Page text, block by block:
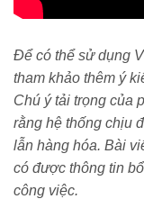
Để có thể sử dụng
tham khảo thêm ý
Chú ý tải trọng của
rằng hệ thống chịu
lẫn hàng hóa. Bài
có được thông tin bổ
công việc.